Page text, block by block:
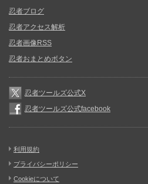
忍者ブログ
忍者アクセス解析
忍者画像RSS
忍者おまとめボタン
忍者ツールズ公式X
忍者ツールズ公式facebook
利用規約
プライバシーポリシー
Cookieについて